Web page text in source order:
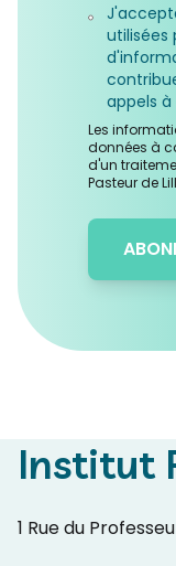
utilisées
appels à
Les
données à
d'un
Pasteur de
Institut
1 Rue du